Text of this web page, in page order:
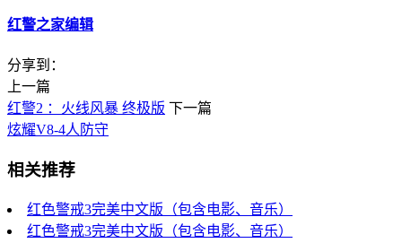
红警之家编辑
分享到：
上一篇
红警2 ：火线风暴 终极版 下一篇
炫耀V8-4人防守
相关推荐
红色警戒3完美中文版（包含电影、音乐）
红色警戒3完美中文版（包含电影、音乐）